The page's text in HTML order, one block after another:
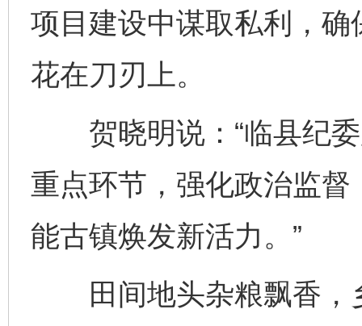
项目建设中谋取私利，
花在刀刃上。
贺晓明说：“临县纪委
重点环节，强化政治监
能古镇焕发新活力。”
田间地头杂粮飘香，